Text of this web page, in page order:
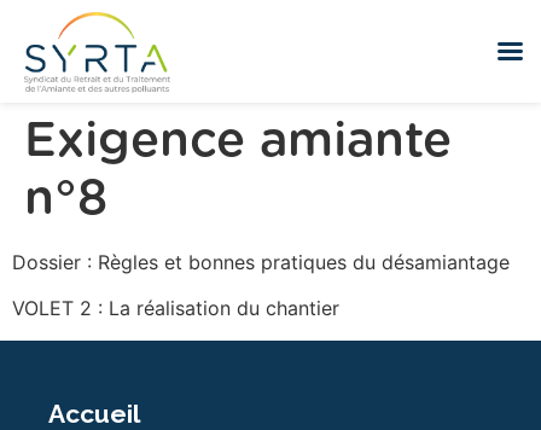
Exigence amiante
n°8
Dossier : Règles et bonnes pratiques du désamiantage
VOLET 2 : La réalisation du chantier
Accueil